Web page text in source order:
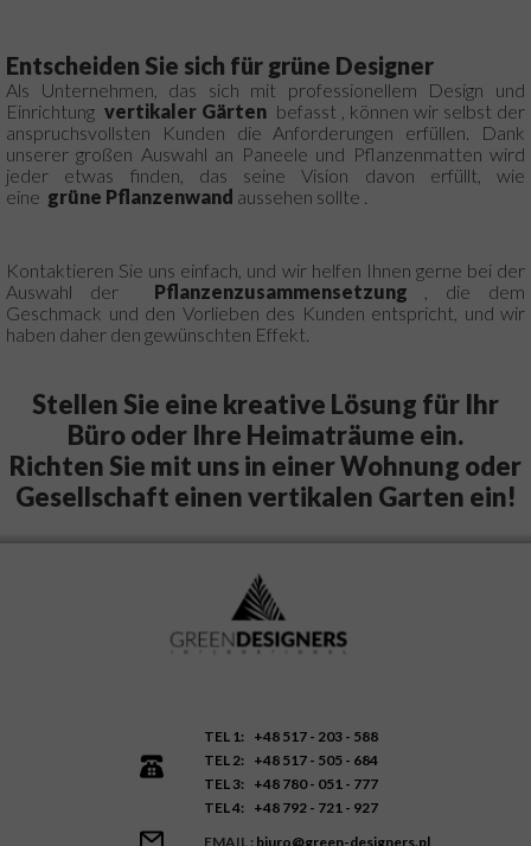
Entscheiden Sie sich für grüne Designer
Als Unternehmen, das sich mit professionellem Design und
Einrichtung vertikaler Gärten befasst , können wir selbst der
anspruchsvollsten Kunden die Anforderungen erfüllen.
Dank
unserer großen Auswahl an Paneele und Pflanzenmatten wird
jeder etwas finden, das seine Vision davon erfüllt, wie
eine grüne Pflanzenwand aussehen sollte .
Kontaktieren Sie uns einfach, und wir helfen Ihnen gerne bei der
Auswahl der Pflanzenzusammensetzung , die dem
Geschmack und den Vorlieben des Kunden entspricht, und wir
haben daher den gewünschten Effekt.
Stellen Sie eine kreative Lösung für Ihr
Büro oder Ihre Heimaträume ein.
Richten Sie mit uns in einer Wohnung oder
Gesellschaft einen vertikalen Garten ein!
EMAIL : biuro@green-designers.pl
TEL 1: +48 517 - 203 - 588
TEL 2: +48 517 - 505 - 684
TEL 3: +48 780 - 051 - 777
TEL 4: +48 792 - 721 - 927